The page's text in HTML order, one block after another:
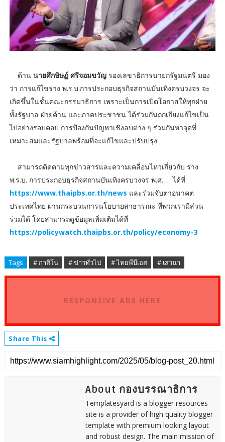
ด้าน นายศึกษิษฏ์ ศรีจอมขวัญรองเลขาธิการนายกรัฐมนตรี มอง
ว่า การแก้ไขร่าง พ.ร.บ.การประกอบธุรกิจสถานบันเทิงครบวงจร จะ
เกิดขึ้นในชั้นคณะกรรมาธิการ เพราะเป็นการเปิดโอกาสให้ทุกฝ่าย
ทั้งรัฐบาล ฝ่ายค้าน และภาคประชาชน ได้ร่วมกันถกเถียงแก้ไขเป็น
ไปอย่างรอบคอบ การป้องกันปัญหาเชิงลบต่าง ๆ ร่วมกันหาจุดที่
เหมาะสมและรัฐบาลพร้อมที่จะแก้ไขและปรับปรุง
สามารถติดตามทุกข่าวสารและความเคลื่อนไหวเกี่ยวกับ ร่าง
พ.ร.บ. การประกอบธุรกิจสถานบันเทิงครบวงจร พ.ศ. … ได้ที่
https://www.thaipbs.or.th/news และร่วมจับตาอนาคต
ประเทศไทย ผ่านกระบวนการนโยบายสาธารณะ ที่พวกเรามีส่วน
ร่วมได้ โดยสามารถดูข้อมูลเพิ่มเติมได้ที่
https://policywatch.thaipbs.or.th/policy/economy-3
Tags # กาสิโน # ข่าวทั่วไป # ไทยพีบีเอส # เสวนา
RESPONSIVE ADS HERE
Share This
About กองบรรณาธิการ
Templatesyard is a blogger resources
site is a provider of high quality blogger
template with premium looking layout
and robust design. The main mission of